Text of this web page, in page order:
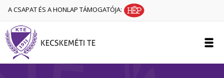
A CSAPAT ÉS A HONLAP TÁMOGATÓJA: